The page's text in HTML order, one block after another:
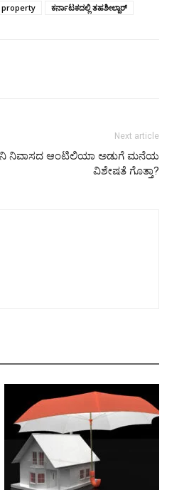
ಕರ್ನಾಟಕದಲ್ಲಿ ತಹಶೀಲ್ದಾರ್
Next article
ನಿವಾಸದ ಆಂಟಿಲಿಯಾ ಅಡುಗೆ ಮನೆಯ
ವಿಶೇಷತೆ ಗೊತ್ತಾ?